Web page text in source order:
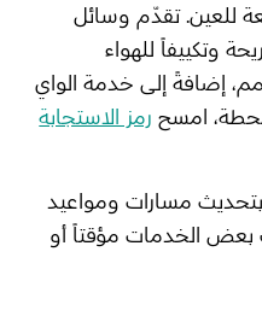
مسارات
للعين. تقدّم وسائل
وتكييفاً للهواء
إضافةً إلى خدمة الواي
امسح رمز الاستجابة
بتحديث مسارات ومواعيد
بعض الخدمات مؤقتاً أو